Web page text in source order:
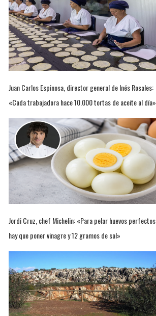
Juan Carlos Espinosa, director general de Inés Rosales:
«Cada trabajadora hace 10.000 tortas de aceite al día»
Jordi Cruz, chef Michelin: «Para pelar huevos perfectos
hay que poner vinagre y 12 gramos de sal»